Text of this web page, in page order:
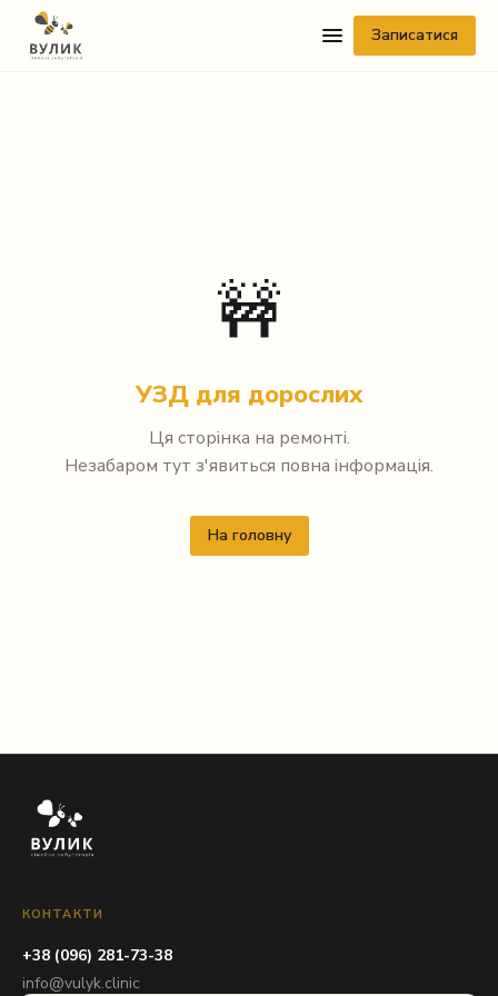
Записатися
🚧
УЗД для дорослих
Ця сторінка на ремонті.
Незабаром тут з'явиться повна інформація.
На головну
КОНТАКТИ
+38 (096) 281-73-38
info@vulyk.clinic
Facebook Messenger